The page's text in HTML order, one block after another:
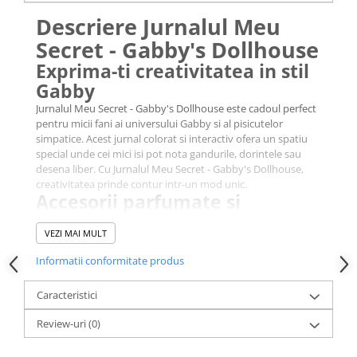
Descriere Jurnalul Meu
Secret - Gabby's Dollhouse
Exprima-ti creativitatea in stil
Gabby
Jurnalul Meu Secret - Gabby's Dollhouse este cadoul perfect
pentru micii fani ai universului Gabby si al pisicutelor
simpatice. Acest jurnal colorat si interactiv ofera un spatiu
special unde cei mici isi pot nota gandurile, dorintele sau
desena liber. Cu Jurnalul Meu Secret - Gabby's Dollhouse,
creativitatea prinde contur intr-un mod unic.
Accesorii parfumate si
interactive
Setul Jurnalul Meu Secret - Gabby's Dollhouse include
markere parfumate care lasa in urma arome placute si
markere care isi schimba culoarea pentru un efect
spectaculos. Fiecare pagina devine o experienta
multisenzoriala, stimuland simtul olfactiv si vizual. Copiii pot
personaliza jurnalul cu abtibilduri si pietre adezive
stralucitoare incluse in pachet.
VEZI MAI MULT
Informatii conformitate produs
Caracteristici
Review-uri(0)